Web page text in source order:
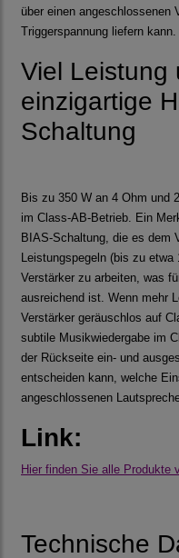
über einen angeschlossenen
Triggerspannung liefern kann.
Viel Leistung
einzigartige
Schaltung
Bis zu 350 W an 4 Ohm und
im Class-AB-Betrieb. Ein
BIAS-Schaltung, die es dem
Leistungspegeln (bis zu
Verstärker zu arbeiten, was
ausreichend ist. Wenn mehr
Verstärker geräuschlos auf
subtile Musikwiedergabe im
der Rückseite ein- und
entscheiden kann, welche
angeschlossenen
Link:
Hier finden Sie alle Produkte
Technische